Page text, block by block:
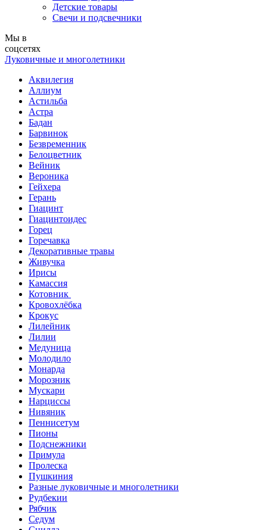
Детские товары
Свечи и подсвечники
Мы в
соцсетях
Луковичные и многолетники
Аквилегия
Аллиум
Астильба
Астра
Бадан
Барвинок
Безвременник
Белоцветник
Вейник
Вероника
Гейхера
Герань
Гиацинт
Гиацинтоидес
Горец
Горечавка
Декоративные травы
Живучка
Ирисы
Камассия
Котовник
Кровохлёбка
Крокус
Лилейник
Лилии
Медуница
Молодило
Монарда
Морозник
Мускари
Нарциссы
Нивяник
Пеннисетум
Пионы
Подснежники
Примула
Пролеска
Пушкиния
Разные луковичные и многолетники
Рудбекии
Рябчик
Седум